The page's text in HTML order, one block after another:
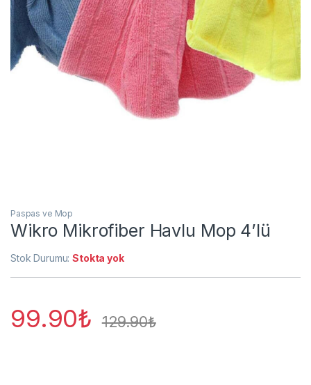
Paspas ve Mop
Wikro Mikrofiber Havlu Mop 4’lü
Stok Durumu:Stokta yok
99.90₺ 129.90₺